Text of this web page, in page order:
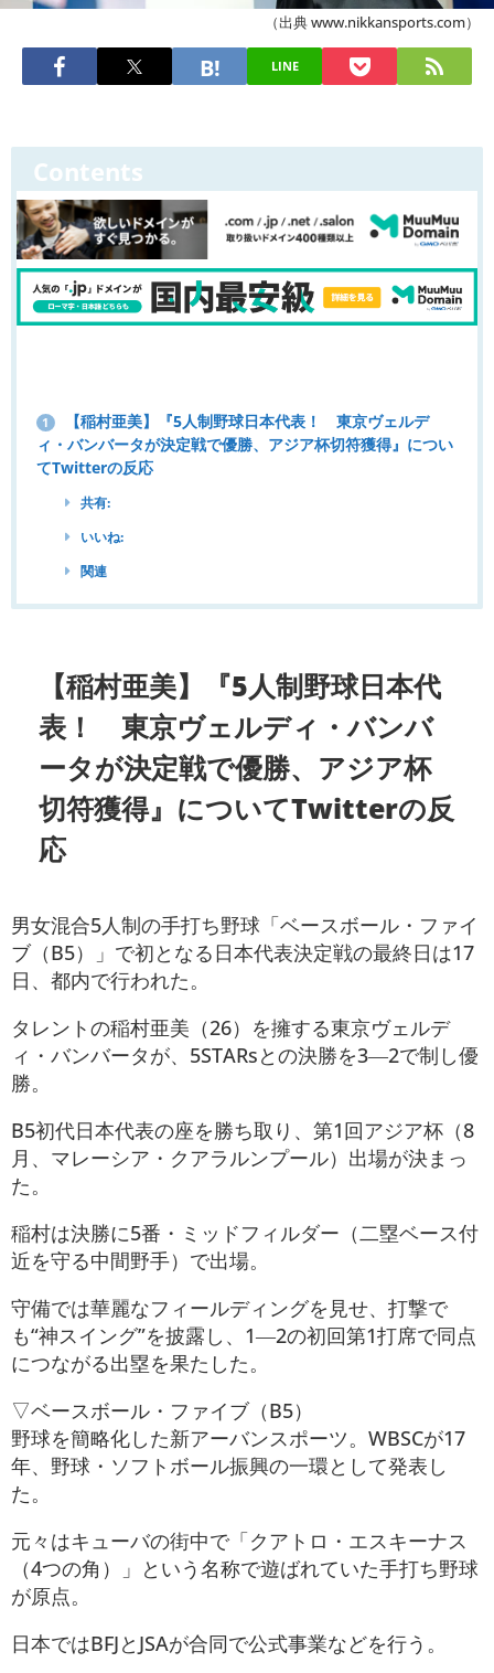
（出典 www.nikkansports.com）
LINE
Contents
1
【稲村亜美】『5人制野球日本代表！ 東京ヴェルデ
ィ・バンバータが決定戦で優勝、アジア杯切符獲得』につい
てTwitterの反応
共有:
いいね:
関連
【稲村亜美】『5人制野球日本代
表！ 東京ヴェルディ・バンバ
ータが決定戦で優勝、アジア杯
切符獲得』についてTwitterの反
応
男女混合5人制の手打ち野球「ベースボール・ファイ
ブ（B5）」で初となる日本代表決定戦の最終日は17
日、都内で行われた。
タレントの稲村亜美（26）を擁する東京ヴェルデ
ィ・バンバータが、5STARsとの決勝を3―2で制し優
勝。
B5初代日本代表の座を勝ち取り、第1回アジア杯（8
月、マレーシア・クアラルンプール）出場が決まっ
た。
稲村は決勝に5番・ミッドフィルダー（二塁ベース付
近を守る中間野手）で出場。
守備では華麗なフィールディングを見せ、打撃で
も“神スイング”を披露し、1―2の初回第1打席で同点
につながる出塁を果たした。
▽ベースボール・ファイブ（B5）
野球を簡略化した新アーバンスポーツ。WBSCが17
年、野球・ソフトボール振興の一環として発表し
た。
元々はキューバの街中で「クアトロ・エスキーナス
（4つの角）」という名称で遊ばれていた手打ち野球
が原点。
日本ではBFJとJSAが合同で公式事業などを行う。